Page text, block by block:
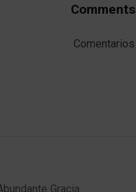
Comments
Comentarios
Gracia